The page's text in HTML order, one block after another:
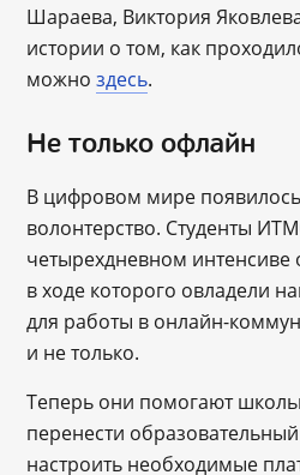
Шараева, Виктория
истории о том, как
можноздесь.
Не только офлайн
В цифровом мире
волонтерство. Студенты
четырехдневном интенсиве
в ходе которого овладели
для работы в онлайн-
и не только.
Теперь они помогают
перенести
настроить необходимые